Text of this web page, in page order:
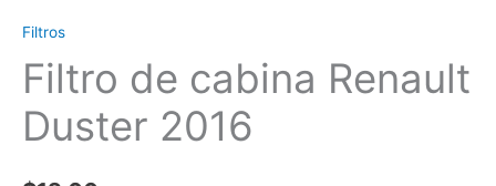
Filtros
Filtro de cabina Renault
Duster 2016